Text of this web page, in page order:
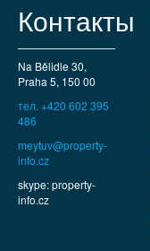
Контакты
Na Bělidle 30,
Praha 5, 150 00
тел. +420 602 395
486
meytuv@property-
info.cz
skype: property-
info.cz